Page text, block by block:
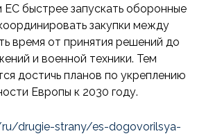
ЕС быстрее запускать оборонные
закупки между
время от принятия решений до
и военной техники. Тем
достичь планов по укреплению
Европы к 2030 году.
drugie-strany/es-dogovorilsya-